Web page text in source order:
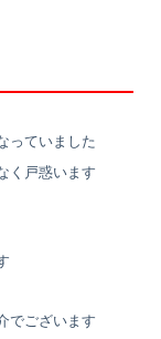
ていました
戸惑います
でございます